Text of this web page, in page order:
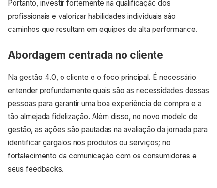
Portanto, investir fortemente na qualificação dos
profissionais e valorizar habilidades individuais são
caminhos que resultam em equipes de alta performance.
Abordagem centrada no cliente
Na gestão 4.0, o cliente é o foco principal. É necessário
entender profundamente quais são as necessidades dessas
pessoas para garantir uma boa experiência de compra e a
tão almejada fidelização. Além disso, no novo modelo de
gestão, as ações são pautadas na avaliação da jornada para
identificar gargalos nos produtos ou serviços; no
fortalecimento da comunicação com os consumidores e
seus feedbacks.